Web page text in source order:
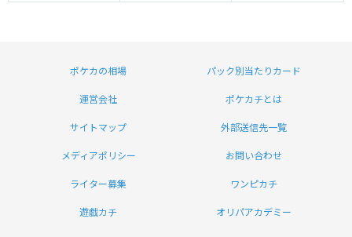
ポケカの相場 パック別当たりカード
運営会社 ポケカチとは
サイトマップ 外部送信先一覧
メディアポリシー お問い合わせ
ライター募集 ワンピカチ
遊戯カチ オリパアカデミー